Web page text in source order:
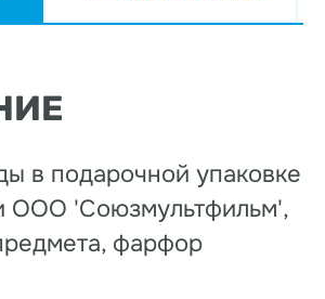
в подарочной упаковке
ООО 'Союзмультфильм',
фарфор